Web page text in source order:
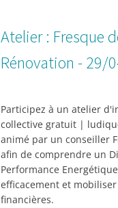
Atelier : Fresque
Rénovation - 29/
Participez à un atelier
collective gratuit |
animé par un conseiller
afin de comprendre un
Performance
efficacement et
financières.